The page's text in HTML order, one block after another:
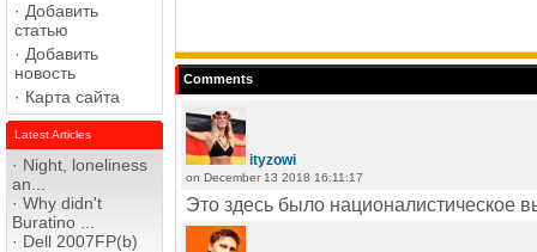
· Добавить
статью
· Добавить
новость
· Карта сайта
Latest Articles
· Night, loneliness
an...
· Why didn't
Buratino ...
· Dell 2007FP(b)
Comments
ityzowi
on December 13 2018 16:11:17
Это здесь было националистическое